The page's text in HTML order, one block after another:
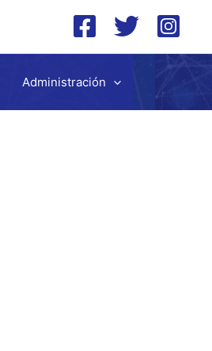
Administración